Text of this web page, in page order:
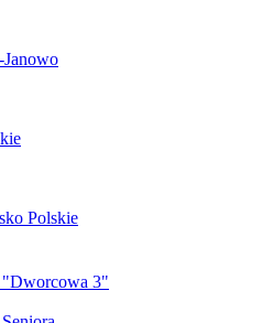
Janowo
Polskie
"Dworcowa 3"